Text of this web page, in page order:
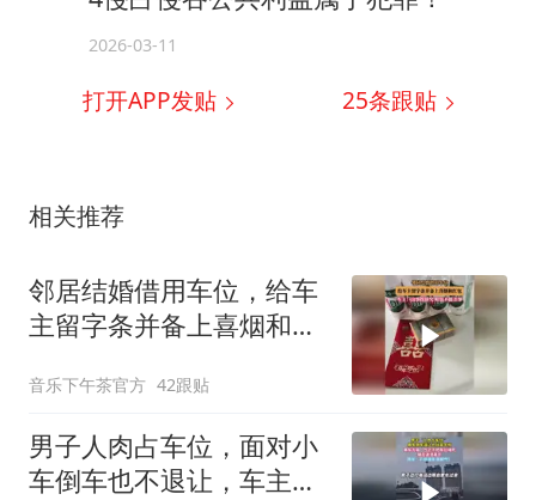
2026-03-11
打开APP发贴 25条跟贴
相关推荐
邻居结婚借用车位，给车
主留字条并备上喜烟和红
音乐下午茶官方 42跟贴
男子人肉占车位，面对小
车倒车也不退让，车主一